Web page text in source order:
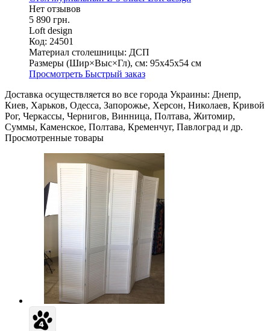
Нет отзывов
5 890 грн.
Loft design
Код: 24501
Материал столешницы: ДСП
Размеры (Шир×Выс×Гл), см: 95х45х54 см
Просмотреть Быстрый заказ
Доставка осуществляется во все города Украины: Днепр,
Киев, Харьков, Одесса, Запорожье, Херсон, Николаев, Кривой
Рог, Черкассы, Чернигов, Винница, Полтава, Житомир,
Суммы, Каменское, Полтава, Кременчуг, Павлоград и др.
Просмотренные товары